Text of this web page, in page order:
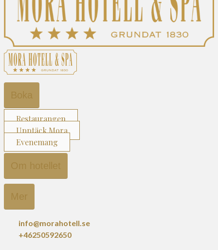
Boka
Restaurangen
Upptäck Mora
Evenemang
Om hotellet
Mer
info@morahotell.se
+46250592650